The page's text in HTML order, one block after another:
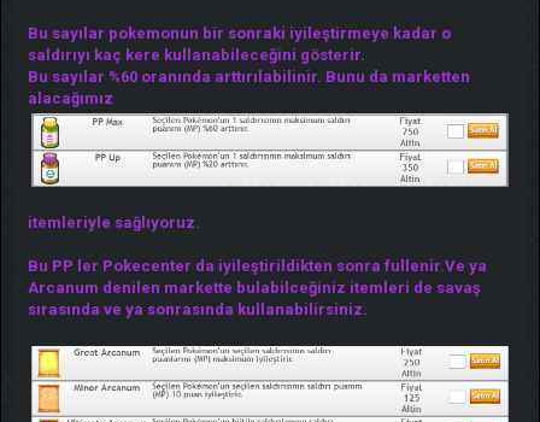
Bu sayılar pokemonun bir sonraki iyileştirmeye kadar o
saldırıyı kaç kere kullanabileceğini gösterir.
Bu sayılar %60 oranında arttırılabilinir. Bunu da marketten
alacağımız
itemleriyle sağlıyoruz.
Bu PP ler Pokecenter da iyileştirildikten sonra fullenir.Ve ya
Arcanum denilen markette bulabilceğiniz itemleri de savaş
sırasında ve ya sonrasında kullanabilirsiniz.